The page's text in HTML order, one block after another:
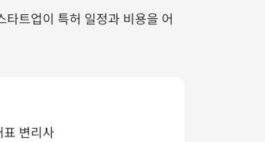
트업이 특허 일정과 비용을 어
표 변리사